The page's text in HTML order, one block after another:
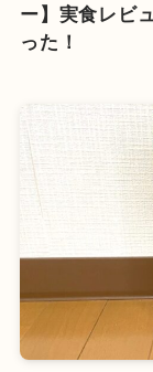
ー】実食レビ
った！